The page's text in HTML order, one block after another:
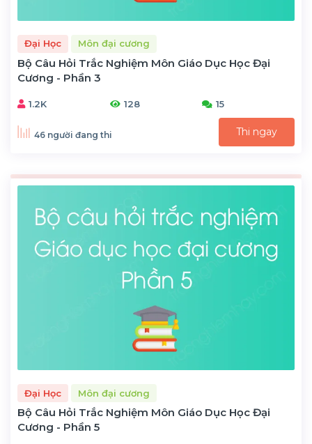
Đại Học Môn đại cương
Bộ Câu Hỏi Trắc Nghiệm Môn Giáo Dục Học Đại
Cương - Phần 3
1.2K 128 15
46 người đang thi Thi ngay
Đại Học Môn đại cương
Bộ Câu Hỏi Trắc Nghiệm Môn Giáo Dục Học Đại
Cương - Phần 5